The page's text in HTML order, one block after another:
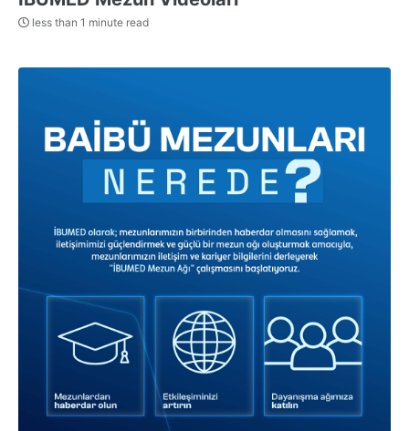
less than 1 minute read